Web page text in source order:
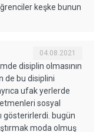
keşke bunun
04.08.2021
disiplin olmasının
de bu disiplini
ufak yerlerde
sosyal
gösterirlerdi. bugün
moda olmuş